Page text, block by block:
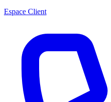
Espace Client